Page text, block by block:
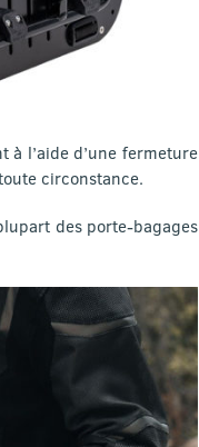
l’aide d’une fermeture
circonstance.
des porte-bagages